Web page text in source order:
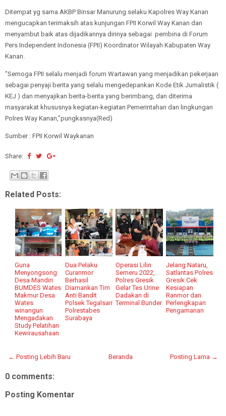
Ditempat yg sama AKBP Binsar Manurung selaku Kapolres Way Kanan
mengucapkan terimaksih atas kunjungan FPII Korwil Way Kanan dan
menyambut baik atas dijadikannya dirinya sebagai pembina di Forum
Pers Independent Indonesia (FPII) Koordinator Wilayah Kabupaten Way
Kanan.
"Semoga FPII selalu menjadi forum Wartawan yang menjadikan pekerjaan
sebagai penyaji berita yang selalu mengedepankan Kode Etik Jurnalistik (
KEJ ) dan menyajikan berita-berita yang berimbang, dan diterima
masyarakat khususnya kegiatan-kegiatan Pemerintahan dan lingkungan
Polres Way Kanan,"pungkasnya(Red)
Sumber : FPII Korwil Waykanan
Share:
Related Posts:
Guna
Menyongsong
Desa Mandiri
BUMDES Wates
Makmur Desa
Wates
winangun
Mengadakan
Study Pelatihan
Kewirausahaan
Dua Pelaku
Curanmor
Berhasil
Diamankan Tim
Anti Bandit
Polsek Tegalsari
Polrestabes
Surabaya
Operasi Lilin
Semeru 2022,
Polres Gresik
Gelar Tes Urine
Dadakan di
Terminal Bunder
Jelang Nataru,
Satlantas Polres
Gresik Cek
Kesiapan
Ranmor dan
Perlengkapan
Pengamanan
← Posting Lebih Baru Posting Lama →
Beranda
0 comments:
Posting Komentar